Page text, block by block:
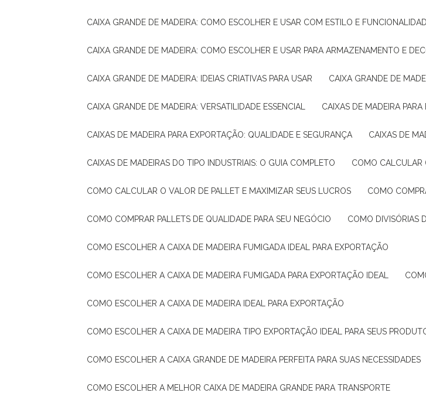
CAIXA GRANDE DE MADEIRA: COMO ESCOLHER E USAR COM ESTILO E
CAIXA GRANDE DE MADEIRA: COMO ESCOLHER E USAR PARA ARMAZENAMENTO E
CAIXA GRANDE DE MADEIRA: IDEIAS CRIATIVAS PARA USAR CAIXA GRANDE DE
CAIXA GRANDE DE MADEIRA: VERSATILIDADE ESSENCIAL CAIXAS DE MADEIRA
CAIXAS DE MADEIRA PARA EXPORTAÇÃO: QUALIDADE E SEGURANÇA CAIXAS DE
CAIXAS DE MADEIRAS DO TIPO INDUSTRIAIS: O GUIA COMPLETO COMO
COMO CALCULAR O VALOR DE PALLET E MAXIMIZAR SEUS LUCROS COMO
COMO COMPRAR PALLETS DE QUALIDADE PARA SEU NEGÓCIO COMO
COMO ESCOLHER A CAIXA DE MADEIRA FUMIGADA IDEAL PARA EXPORTAÇÃO
COMO ESCOLHER A CAIXA DE MADEIRA FUMIGADA PARA EXPORTAÇÃO IDEAL
COMO ESCOLHER A CAIXA DE MADEIRA IDEAL PARA EXPORTAÇÃO
COMO ESCOLHER A CAIXA DE MADEIRA TIPO EXPORTAÇÃO IDEAL PARA SEUS
COMO ESCOLHER A CAIXA GRANDE DE MADEIRA PERFEITA PARA SUAS NECESSIDADES
COMO ESCOLHER A MELHOR CAIXA DE MADEIRA GRANDE PARA TRANSPORTE